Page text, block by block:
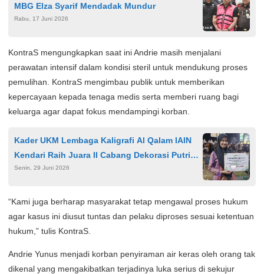
MBG Elza Syarif Mendadak Mundur
Rabu, 17 Juni 2026
KontraS mengungkapkan saat ini Andrie masih menjalani
perawatan intensif dalam kondisi steril untuk mendukung proses
pemulihan. KontraS mengimbau publik untuk memberikan
kepercayaan kepada tenaga medis serta memberi ruang bagi
keluarga agar dapat fokus mendampingi korban.
Kader UKM Lembaga Kaligrafi Al Qalam IAIN
Kendari Raih Juara II Cabang Dekorasi Putri
pada MTQ XXXI Sulawesi Tenggara
Senin, 29 Juni 2026
“Kami juga berharap masyarakat tetap mengawal proses hukum
agar kasus ini diusut tuntas dan pelaku diproses sesuai ketentuan
hukum,” tulis KontraS.
Andrie Yunus menjadi korban penyiraman air keras oleh orang tak
dikenal yang mengakibatkan terjadinya luka serius di sekujur